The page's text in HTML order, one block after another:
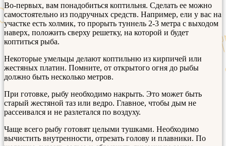
Во-первых, вам понадобиться коптильня. Сделать ее можно
самостоятельно из подручных средств. Например, ели у вас на
участке есть холмик, то прорыть туннель 2-3 метра с выходом
наверх, положить сверху решетку, на которой и будет
коптиться рыба.
Некоторые умельцы делают коптильню из кирпичей или
жестяных платин. Помните, от открытого огня до рыбы
должно быть несколько метров.
При готовке, рыбу необходимо накрыть. Это может быть
старый жестяной таз или ведро. Главное, чтобы дым не
рассеивался и не разлетался по воздуху.
Чаще всего рыбу готовят целыми тушками. Необходимо
вычистить внутренности, отрезать голову и плавники. По